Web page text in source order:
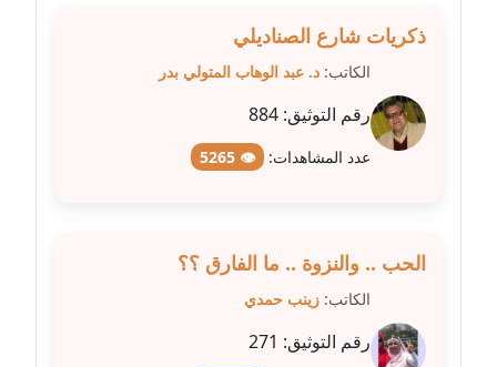
مدونة شيماء مكى
مدونة صفا غنيم
عاملة
مدونة صفية الجيار
عاملة
ذكريات شارع الصناديلي
الكاتب: د. عبد الوهاب المتولي بدر
رقم التوثيق: 884
عدد المشاهدات: 👁 5265
الحب .. والنزوة .. ما الفارق ؟؟
الكاتب: زينب حمدي
رقم التوثيق: 271